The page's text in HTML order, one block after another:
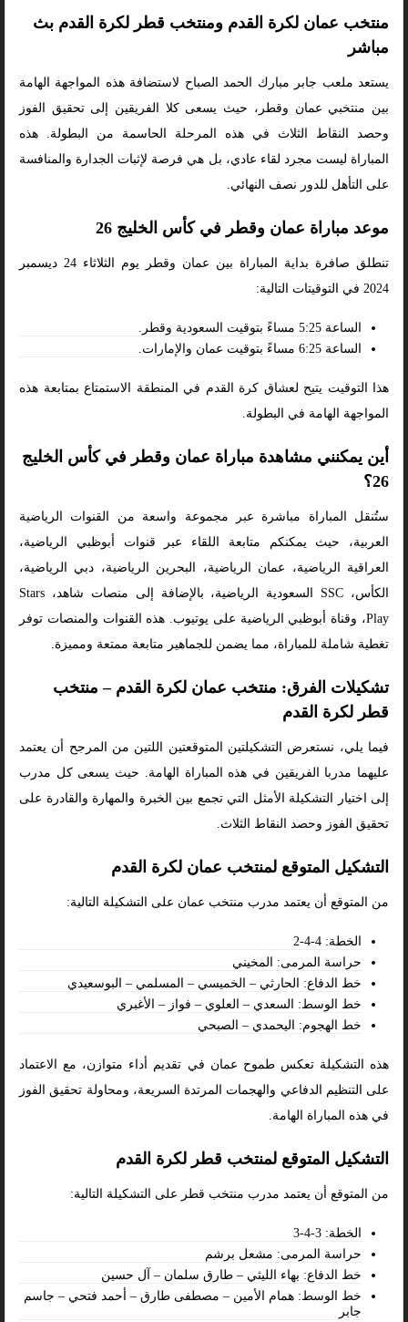
منتخب عمان لكرة القدم ومنتخب قطر لكرة القدم بث
مباشر
يستعد ملعب جابر مبارك الحمد الصباح لاستضافة هذه المواجهة الهامة
بين منتخبي عمان وقطر، حيث يسعى كلا الفريقين إلى تحقيق الفوز
وحصد النقاط الثلاث في هذه المرحلة الحاسمة من البطولة. هذه
المباراة ليست مجرد لقاء عادي، بل هي فرصة لإثبات الجدارة والمنافسة
على التأهل للدور نصف النهائي.
موعد مباراة عمان وقطر في كأس الخليج 26
تنطلق صافرة بداية المباراة بين عمان وقطر يوم الثلاثاء 24 ديسمبر
2024 في التوقيتات التالية:
الساعة 5:25 مساءً بتوقيت السعودية وقطر.
الساعة 6:25 مساءً بتوقيت عمان والإمارات.
هذا التوقيت يتيح لعشاق كرة القدم في المنطقة الاستمتاع بمتابعة هذه
المواجهة الهامة في البطولة.
أين يمكنني مشاهدة مباراة عمان وقطر في كأس الخليج
26؟
ستُنقل المباراة مباشرة عبر مجموعة واسعة من القنوات الرياضية
العربية، حيث يمكنكم متابعة اللقاء عبر قنوات أبوظبي الرياضية،
العراقية الرياضية، عمان الرياضية، البحرين الرياضية، دبي الرياضية،
الكأس، SSC السعودية الرياضية، بالإضافة إلى منصات شاهد، Stars
Play، وقناة أبوظبي الرياضية على يوتيوب. هذه القنوات والمنصات توفر
تغطية شاملة للمباراة، مما يضمن للجماهير متابعة ممتعة ومميزة.
تشكيلات الفرق: منتخب عمان لكرة القدم – منتخب
قطر لكرة القدم
فيما يلي، نستعرض التشكيلتين المتوقعتين اللتين من المرجح أن يعتمد
عليهما مدربا الفريقين في هذه المباراة الهامة. حيث يسعى كل مدرب
إلى اختيار التشكيلة الأمثل التي تجمع بين الخبرة والمهارة والقادرة على
تحقيق الفوز وحصد النقاط الثلاث.
التشكيل المتوقع لمنتخب عمان لكرة القدم
من المتوقع أن يعتمد مدرب منتخب عمان على التشكيلة التالية:
الخطة: 4-4-2
حراسة المرمى: المخيني
خط الدفاع: الحارثي – الخميسي – المسلمي – البوسعيدي
خط الوسط: السعدي – العلوي – فواز – الأغبري
خط الهجوم: اليحمدي – الصبحي
هذه التشكيلة تعكس طموح عمان في تقديم أداء متوازن، مع الاعتماد
على التنظيم الدفاعي والهجمات المرتدة السريعة، ومحاولة تحقيق الفوز
في هذه المباراة الهامة.
التشكيل المتوقع لمنتخب قطر لكرة القدم
من المتوقع أن يعتمد مدرب منتخب قطر على التشكيلة التالية:
الخطة: 3-4-3
حراسة المرمى: مشعل برشم
خط الدفاع: بهاء الليثي – طارق سلمان – آل حسين
خط الوسط: همام الأمين – مصطفى طارق – أحمد فتحي – جاسم
جابر